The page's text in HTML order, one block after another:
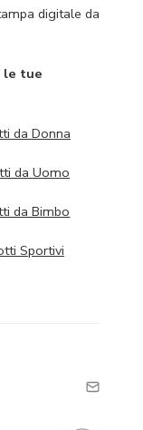
digitale da
le tue
da Donna
da Uomo
da Bimbo
Sportivi